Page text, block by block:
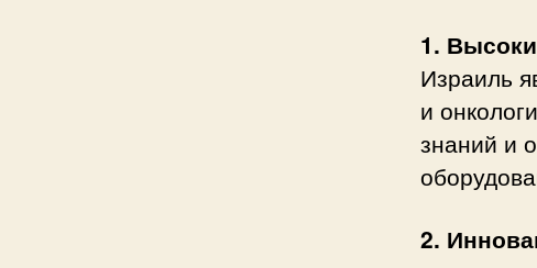
1.
Израиль
и
знаний и
2.